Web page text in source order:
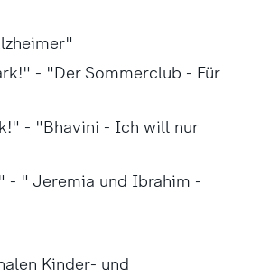
- "Der Sommerclub - Für
- "Bhavini - Ich will nur
- " Jeremia und Ibrahim -
Kinder- und